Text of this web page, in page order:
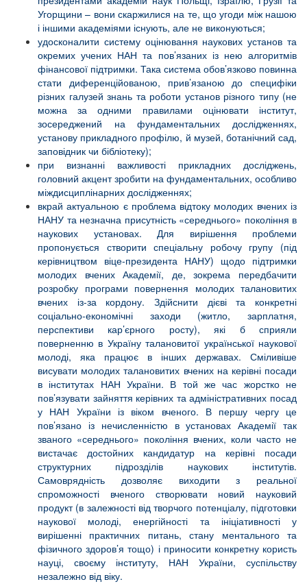
Угорщини – вони скаржилися на те, що угоди між нашою
і іншими академіями існують, але не виконуються;
удосконалити систему оцінювання наукових установ та
окремих учених НАН та пов’язаних із нею алгоритмів
фінансової підтримки. Така система обов’язково повинна
стати диференційованою, прив’язаною до специфіки
різних галузей знань та роботи установ різного типу (не
можна за одними правилами оцінювати інститут,
зосереджений на фундаментальних дослідженнях,
установу прикладного профілю, й музей, ботанічний сад,
заповідник чи бібліотеку);
при визнанні важливості прикладних досліджень,
головний акцент зробити на фундаментальних, особливо
міждисциплінарних дослідженнях;
вкрай актуальною є проблема відтоку молодих вчених із
НАНУ та незначна присутність «середнього» покоління в
наукових установах. Для вирішення проблеми
пропонується створити спеціальну робочу групу (під
керівництвом віце-президента НАНУ) щодо підтримки
молодих вчених Академії, де, зокрема передбачити
розробку програми повернення молодих талановитих
вчених із-за кордону. Здійснити дієві та конкретні
соціально-економічні заходи (житло, зарплатня,
перспективи кар’єрного росту), які б сприяли
поверненню в Україну талановитої української наукової
молоді, яка працює в інших державах. Сміливіше
висувати молодих талановитих вчених на керівні посади
в інститутах НАН України. В той же час жорстко не
пов’язувати зайняття керівних та адміністративних посад
у НАН України із віком вченого. В першу чергу це
пов’язано із нечисленністю в установах Академії так
званого «середнього» покоління вчених, коли часто не
вистачає достойних кандидатур на керівні посади
структурних підрозділів наукових інститутів.
Самоврядність дозволяє виходити з реальної
спроможності вченого створювати новий науковий
продукт (в залежності від творчого потенціалу, підготовки
наукової молоді, енергійності та ініціативності у
вирішенні практичних питань, стану ментального та
фізичного здоров’я тощо) і приносити конкретну користь
науці, своєму інституту, НАН України, суспільству
незалежно від віку.